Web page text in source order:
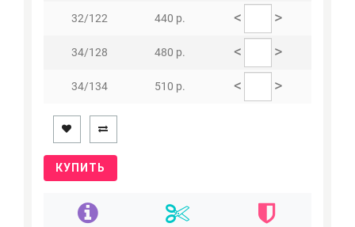
32/122 440 р. < >
34/128 480 р. < >
34/134 510 р. < >
КУПИТЬ